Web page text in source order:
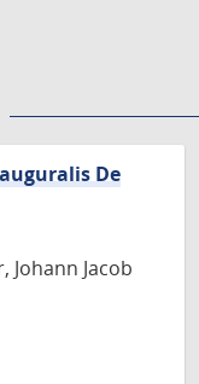
De
Johann Jacob